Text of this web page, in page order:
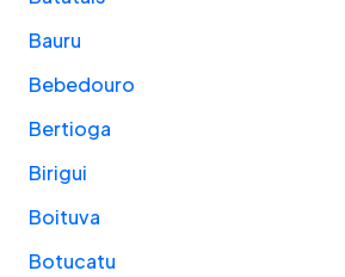
Bauru
Bebedouro
Bertioga
Birigui
Boituva
Botucatu